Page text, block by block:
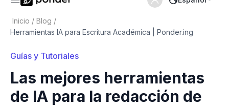
Inicio / Blog /
Herramientas IA para Escritura Académica | Ponder.ing
Guías y Tutoriales
Las mejores herramientas
de IA para la redacción de